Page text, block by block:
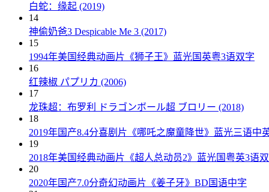
白蛇：缘起 (2019)
14
神偷奶爸3 Despicable Me 3 (2017)
15
1994年美国经典动画片《狮子王》蓝光国英粤3语双字
16
红辣椒 パプリカ (2006)
17
龙珠超：布罗利 ドラゴンボール超 ブロリー (2018)
18
2019年国产8.4分喜剧片《哪吒之魔童降世》蓝光三语中
19
2018年美国经典动画片《超人总动员2》蓝光国粤英3语
20
2020年国产7.0分奇幻动画片《姜子牙》BD国语中字